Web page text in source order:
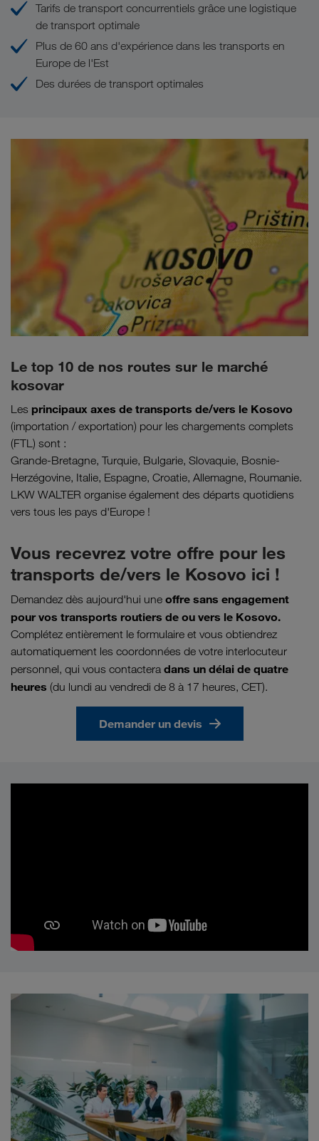
Tarifs de transport concurrentiels grâce une logistique
de transport optimale
Plus de 60 ans d'expérience dans les transports en
Europe de l'Est
Des durées de transport optimales
Le top 10 de nos routes sur le marché
kosovar
Les principaux axes de transports de/vers le Kosovo
(importation / exportation) pour les chargements complets
(FTL) sont :
Grande-Bretagne, Turquie, Bulgarie, Slovaquie, Bosnie-
Herzégovine, Italie, Espagne, Croatie, Allemagne, Roumanie.
LKW WALTER organise également des départs quotidiens
vers tous les pays d'Europe !
Vous recevrez votre offre pour les
transports de/vers le Kosovo ici !
Demandez dès aujourd'hui une offre sans engagement
pour vos transports routiers de ou vers le Kosovo.
Complétez entièrement le formulaire et vous obtiendrez
automatiquement les coordonnées de votre interlocuteur
personnel, qui vous contactera dans un délai de quatre
heures (du lundi au vendredi de 8 à 17 heures, CET).
Demander un devis